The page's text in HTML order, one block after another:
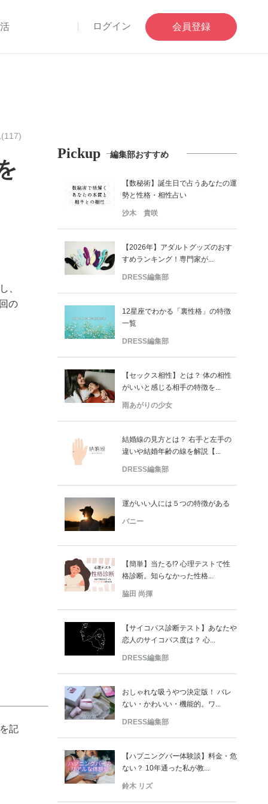
ログイン 会員登録
、
の
記
Pickup 編集部おすすめ
【数秘術】誕生日で占うあなたの運
勢と性格・相性占い
沙木 貴咲
【2026年】アダルトグッズのおす
すめランキング！専門家が...
DRESS編集部
12星座でわかる「裏性格」の特徴
一覧
DRESS編集部
【セックス相性】とは？ 体の相性
がいいと感じる相手の特徴を...
雨あがりの少女
結婚線の見方とは？ 右手と左手の
違いや結婚年齢の線を解説【...
DRESS編集部
運がいい人には５つの特徴がある
バニー
【簡単】当たる!? 心理テストで性
格診断。知らなかった性格...
脇田 尚揮
【サイコパス診断テスト】あなたや
恋人のサイコパス度は？ 心...
DRESS編集部
おしゃれな吸うやつ決定版！ バレ
ない・かわいい・機能的。ワ...
DRESS編集部
【ハプニングバー体験談】料金・危
ない？ 10年通った私が教...
鈴木 リズ